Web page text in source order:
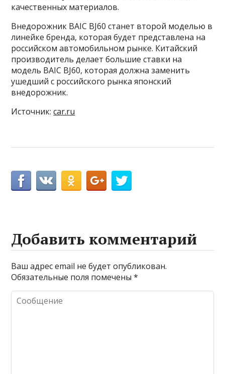
качественных материалов.
Внедорожник BAIC BJ60 станет второй моделью в
линейке бренда, которая будет представлена на
российском автомобильном рынке. Китайский
производитель делает большие ставки на
модель BAIC BJ60, которая должна заменить
ушедший с российского рынка японский
внедорожник.
Источник:car.ru
Добавить комментарий
Ваш адрес email не будет опубликован.
Обязательные поля помечены*